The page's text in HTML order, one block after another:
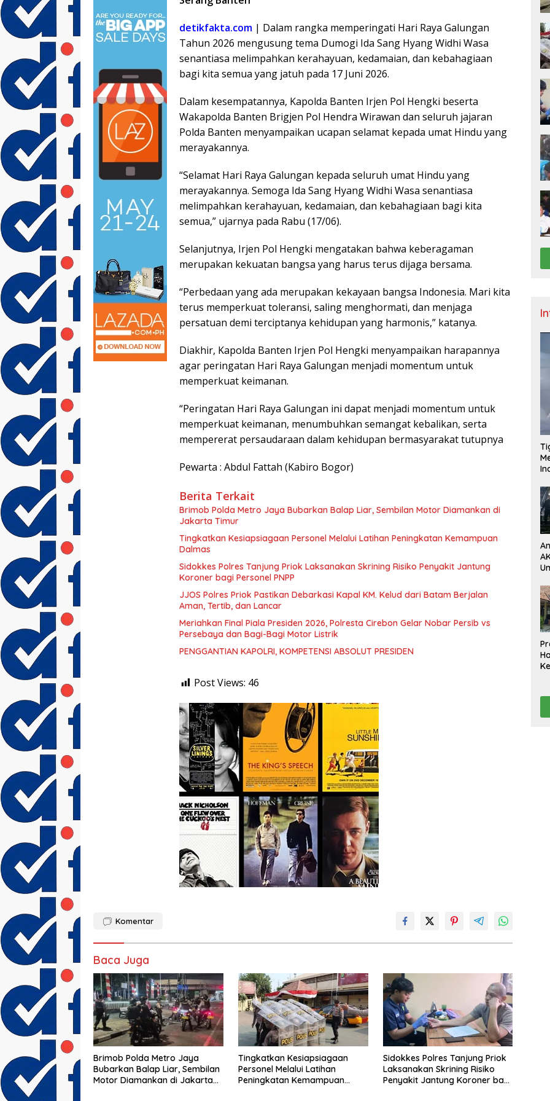
detikfakta.com | Dalam rangka memperingati Hari Raya Galungan
Tahun 2026 mengusung tema Dumogi Ida Sang Hyang Widhi Wasa
senantiasa melimpahkan kerahayuan, kedamaian, dan kebahagiaan
bagi kita semua yang jatuh pada 17 Juni 2026.
Dalam kesempatannya, Kapolda Banten Irjen Pol Hengki beserta
Wakapolda Banten Brigjen Pol Hendra Wirawan dan seluruh jajaran
Polda Banten menyampaikan ucapan selamat kepada umat Hindu yang
merayakannya.
“Selamat Hari Raya Galungan kepada seluruh umat Hindu yang
merayakannya. Semoga Ida Sang Hyang Widhi Wasa senantiasa
melimpahkan kerahayuan, kedamaian, dan kebahagiaan bagi kita
semua,” ujarnya pada Rabu (17/06).
Selanjutnya, Irjen Pol Hengki mengatakan bahwa keberagaman
merupakan kekuatan bangsa yang harus terus dijaga bersama.
“Perbedaan yang ada merupakan kekayaan bangsa Indonesia. Mari kita
terus memperkuat toleransi, saling menghormati, dan menjaga
persatuan demi terciptanya kehidupan yang harmonis,” katanya.
Diakhir, Kapolda Banten Irjen Pol Hengki menyampaikan harapannya
agar peringatan Hari Raya Galungan menjadi momentum untuk
memperkuat keimanan.
“Peringatan Hari Raya Galungan ini dapat menjadi momentum untuk
memperkuat keimanan, menumbuhkan semangat kebalikan, serta
mempererat persaudaraan dalam kehidupan bermasyarakat tutupnya
Pewarta : Abdul Fattah (Kabiro Bogor)
Berita Terkait
Brimob Polda Metro Jaya Bubarkan Balap Liar, Sembilan Motor Diamankan di
Jakarta Timur
Tingkatkan Kesiapsiagaan Personel Melalui Latihan Peningkatan Kemampuan
Dalmas
Sidokkes Polres Tanjung Priok Laksanakan Skrining Risiko Penyakit Jantung
Koroner bagi Personel PNPP
JJOS Polres Priok Pastikan Debarkasi Kapal KM. Kelud dari Batam Berjalan
Aman, Tertib, dan Lancar
Meriahkan Final Piala Presiden 2026, Polresta Cirebon Gelar Nobar Persib vs
Persebaya dan Bagi-Bagi Motor Listrik
PENGGANTIAN KAPOLRI, KOMPETENSI ABSOLUT PRESIDEN
Post Views: 46
Komentar
Baca Juga
Brimob Polda Metro Jaya
Bubarkan Balap Liar, Sembilan
Motor Diamankan di Jakarta
Tingkatkan Kesiapsiagaan
Personel Melalui Latihan
Peningkatan Kemampuan
Sidokkes Polres Tanjung Priok
Laksanakan Skrining Risiko
Penyakit Jantung Koroner bagi